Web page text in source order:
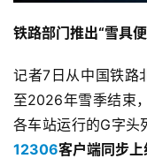
铁路部门推出“雪具
记者7日从中国铁路
至2026年雪季结束
各车站运行的G字头
12306客户端同步